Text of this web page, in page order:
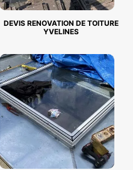
DEVIS RENOVATION DE TOITURE
YVELINES